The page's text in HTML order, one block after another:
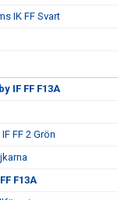
IK FF Svart
IF FF F13A
FF 2 Grön
F13A